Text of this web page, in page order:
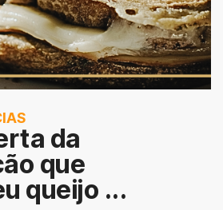
da
que
queijo ...